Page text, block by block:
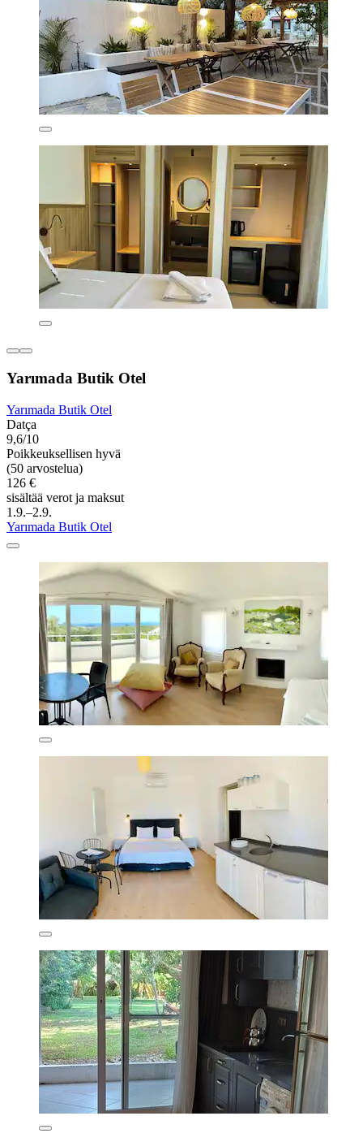
Yarımada Butik Otel
Yarımada Butik Otel
Datça
9,6/10
Poikkeuksellisen hyvä
(50 arvostelua)
126 €
sisältää verot ja maksut
1.9.–2.9.
Yarımada Butik Otel